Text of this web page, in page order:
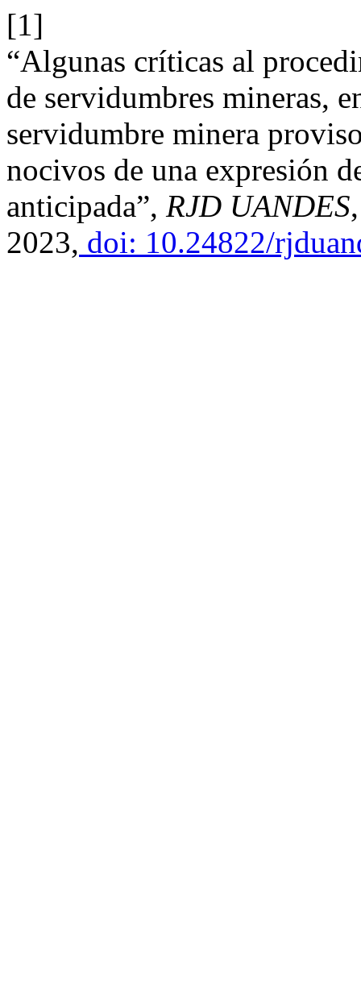
[1]
“Algunas críticas al
de servidumbres mineras,
servidumbre minera
nocivos de una expresión
anticipada”, RJD UANDES
2023, doi: 10.24822/